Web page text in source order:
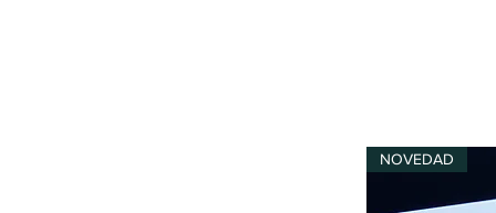
NOVEDAD